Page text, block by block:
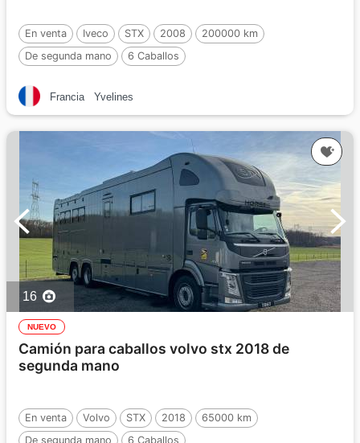
En venta Iveco STX 2008
200000 km
De segunda mano
6 Caballos
Francia Yvelines
16
NUEVO
Camión para caballos volvo stx 2018 de
segunda mano
En venta Volvo STX 2018
65000 km
De segunda mano
6 Caballos